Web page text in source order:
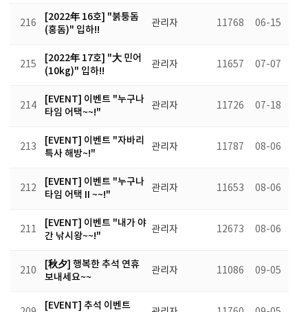
216
[2022年 16호] "붉퉁돔
(홍돔)" 입하!!
관리자 11768 06-15
215
[2022年 17호] "大 민어
(10kg)" 입하!!
관리자 11657 07-07
214
[EVENT] 이벤트 "누구나
타임 어택~~!"
관리자 11726 07-18
213
[EVENT] 이벤트 "자바리
특사 해방~!"
관리자 11787 08-06
212
[EVENT] 이벤트 "누구나
타임 어택 II ~~!"
관리자 11653 08-06
211
[EVENT] 이벤트 "내가 야
간 낚시왕~~!"
관리자 12673 08-06
210
[秋夕] 행복한 추석 연휴
보내세요~~
관리자 11086 09-05
[EVENT] 추석 이벤트